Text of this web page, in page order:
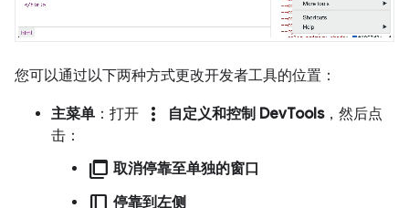
您可以通过以下两种方式更改开发者工具的位置：
主菜单 ：打开 more_vert 自定义和控制 DevTools，然后点
击：
ad_group 取消停靠至单独的窗口
停靠到左侧